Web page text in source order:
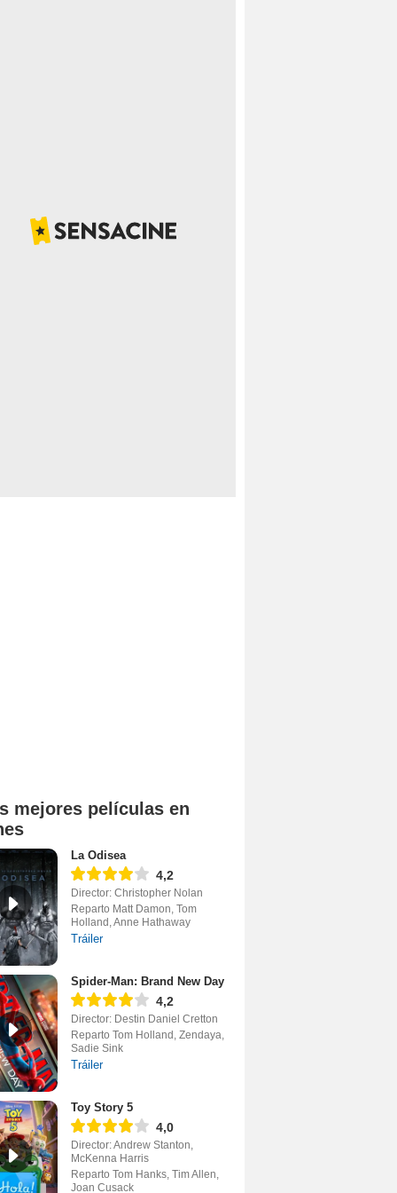
mejores películas en
La Odisea
4,2
Director: Christopher Nolan
Reparto Matt Damon, Tom
Holland, Anne Hathaway
Tráiler
Spider-Man: Brand New Day
4,2
Director: Destin Daniel Cretton
Reparto Tom Holland, Zendaya,
Sadie Sink
Tráiler
Toy Story 5
4,0
Director: Andrew Stanton,
McKenna Harris
Reparto Tom Hanks, Tim Allen,
Joan Cusack